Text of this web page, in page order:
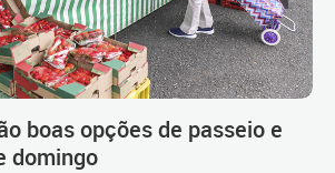
boas opções de passeio e
domingo